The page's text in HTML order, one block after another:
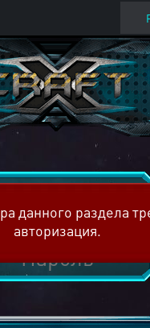
данного раздела
авторизация.